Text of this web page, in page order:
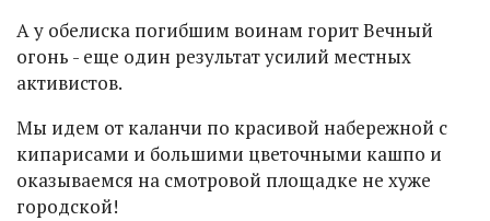
А у обелиска погибшим воинам горит Вечный
огонь - еще один результат усилий местных
активистов.
Мы идем от каланчи по красивой набережной с
кипарисами и большими цветочными кашпо и
оказываемся на смотровой площадке не хуже
городской!